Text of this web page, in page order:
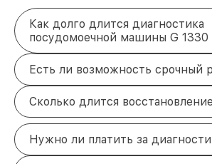
Как долго длится диагностика
посудомоечной машины G 1330
Есть ли возможность срочный
Сколько длится
Нужно ли платить за